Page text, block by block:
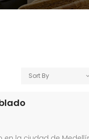
Sort By